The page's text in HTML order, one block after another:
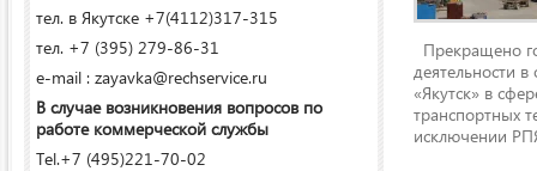
тел. в Якутске +7(4112)317-315
тел. +7 (395) 279-86-31
e-mail : zayavka@rechservice.ru
В случае возникновения вопросов по
работе коммерческой службы
Tel.+7 (495)221-70-02
Прекращено
деятельности
«Якутск» в
транспортных
исключении